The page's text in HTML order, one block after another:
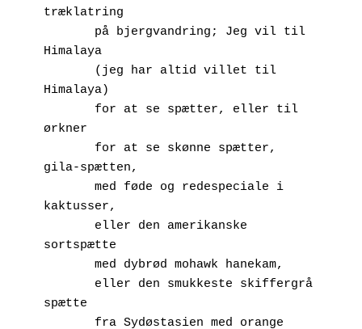
træklatring
Himalaya
Himalaya)
ørkner
gila-spætten,
kaktusser,
sortspætte
       med dybrød mohawk hanekam,
spætte